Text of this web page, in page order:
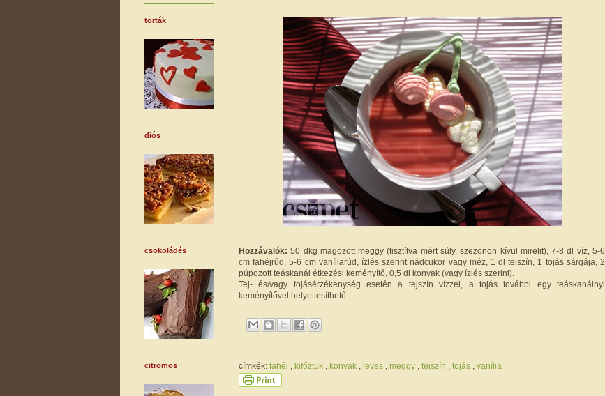
Hozzávalók: 50 dkg magozott meggy (tisztítva mért súly, szezonon kívül mirelit), 7-8 dl víz, 5-6
cm fahéjrúd, 5-6 cm vaníliarúd, ízlés szerint nádcukor vagy méz, 1 dl tejszín, 1 tojás sárgája, 2
púpozott teáskanál étkezési keményítő, 0,5 dl konyak (vagy ízlés szerint).
Tej- és/vagy tojásérzékenység esetén a tejszín vízzel, a tojás további egy teáskanálnyi
keményítővel helyettesíthető.
címkék: fahéj kifőztük konyak leves meggy tejszín tojás vanília
torták
diós
csokoládés
citromos